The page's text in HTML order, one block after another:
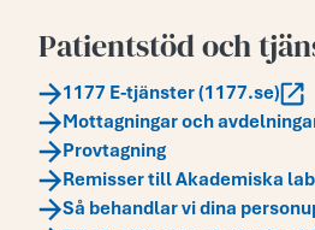
Patientstöd och
1177 E-tjänster (1177.se)
Mottagningar och
Provtagning
Remisser till Akademiska
Så behandlar vi dina